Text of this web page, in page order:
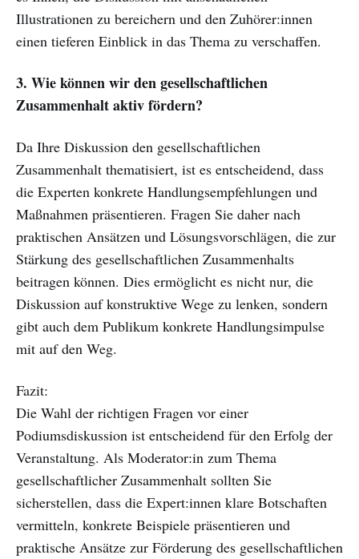
Illustrationen zu bereichern und den Zuhörer:innen
einen tieferen Einblick in das Thema zu verschaffen.
3. Wie können wir den gesellschaftlichen
Zusammenhalt aktiv fördern?
Da Ihre Diskussion den gesellschaftlichen
Zusammenhalt thematisiert, ist es entscheidend, dass
die Experten konkrete Handlungsempfehlungen und
Maßnahmen präsentieren. Fragen Sie daher nach
praktischen Ansätzen und Lösungsvorschlägen, die zur
Stärkung des gesellschaftlichen Zusammenhalts
beitragen können. Dies ermöglicht es nicht nur, die
Diskussion auf konstruktive Wege zu lenken, sondern
gibt auch dem Publikum konkrete Handlungsimpulse
mit auf den Weg.
Fazit:
Die Wahl der richtigen Fragen vor einer
Podiumsdiskussion ist entscheidend für den Erfolg der
Veranstaltung. Als Moderator:in zum Thema
gesellschaftlicher Zusammenhalt sollten Sie
sicherstellen, dass die Expert:innen klare Botschaften
vermitteln, konkrete Beispiele präsentieren und
praktische Ansätze zur Förderung des gesellschaftlichen